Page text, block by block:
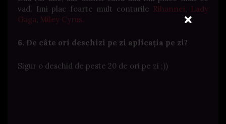
vad. Imi plac foarte mult conturile Rihannei
Lady
Gaga Miley Cyrus.
6. De câte ori deschizi pe zi aplicația pe zi?
Sigur o deschid de peste 20 de ori pe zi ;))